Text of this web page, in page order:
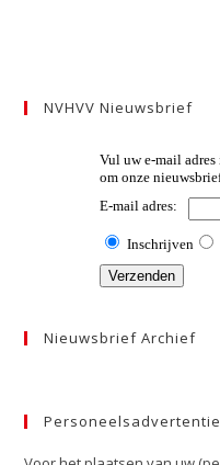
NVHVV Nieuwsbrief
Nieuwsbrief Archief